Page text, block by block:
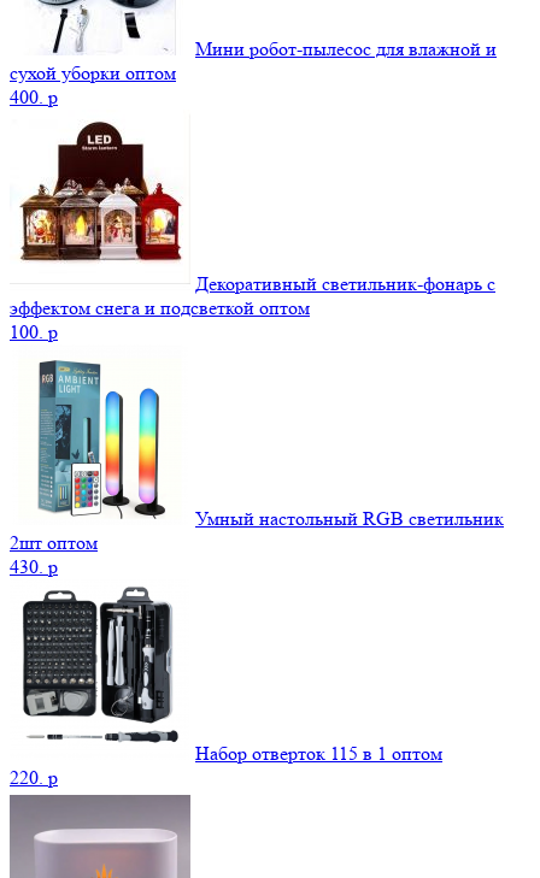
Мини робот-пылесос для влажной и
сухой уборки оптом
400. p
Декоративный светильник-фонарь с
эффектом снега и подсветкой оптом
100. p
Умный настольный RGB светильник
2шт оптом
430. p
Набор отверток 115 в 1 оптом
220. p